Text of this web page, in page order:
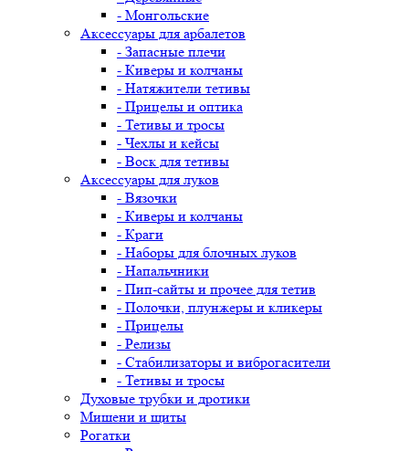
- Монгольские
Аксессуары для арбалетов
- Запасные плечи
- Киверы и колчаны
- Натяжители тетивы
- Прицелы и оптика
- Тетивы и тросы
- Чехлы и кейсы
- Воск для тетивы
Аксессуары для луков
- Вязочки
- Киверы и колчаны
- Краги
- Наборы для блочных луков
- Напальчники
- Пип-сайты и прочее для тетив
- Полочки, плунжеры и кликеры
- Прицелы
- Релизы
- Стабилизаторы и виброгасители
- Тетивы и тросы
Духовые трубки и дротики
Мишени и щиты
Рогатки